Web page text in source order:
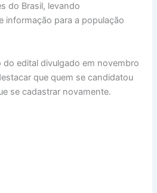
do Brasil, levando
informação para a população
do edital divulgado em novembro
que quem se candidatou
se cadastrar novamente.